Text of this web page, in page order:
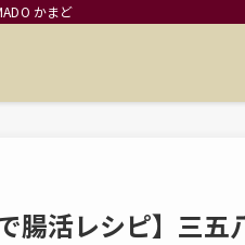
かまど
で腸活レシピ】三